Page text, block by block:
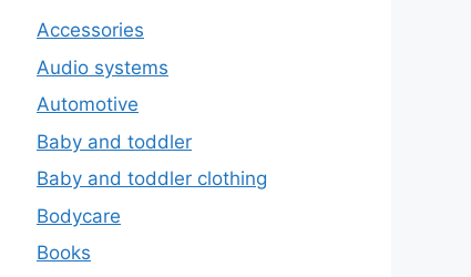
Accessories
Audio systems
Automotive
Baby and toddler
Baby and toddler clothing
Bodycare
Books